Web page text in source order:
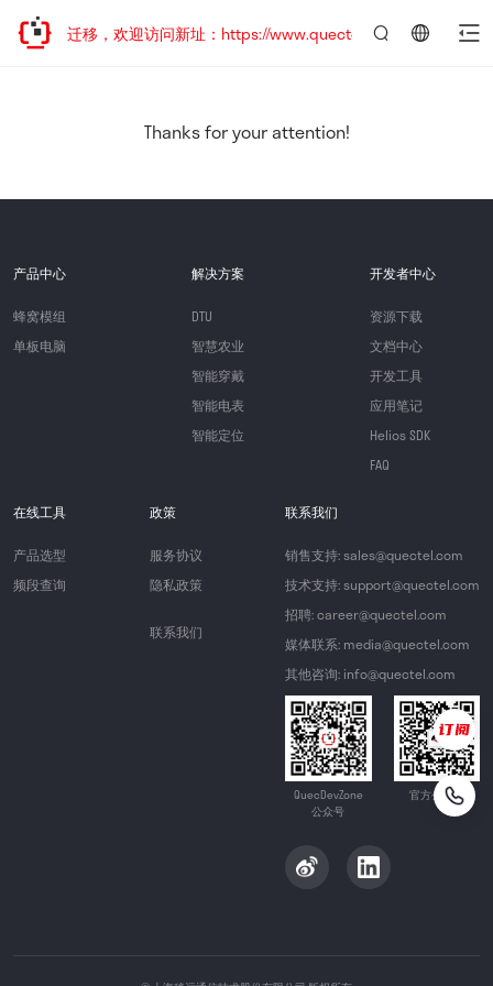
地址已迁移，欢迎访问新址：https://www.quectel.com.cn
Thanks for your attention!
产品中心
蜂窝模组
单板电脑
解决方案
DTU
智慧农业
智能穿戴
智能电表
智能定位
开发者中心
资源下载
文档中心
开发工具
应用笔记
Helios SDK
FAQ
在线工具
产品选型
频段查询
政策
服务协议
隐私政策
联系我们
联系我们
销售支持: sales@quectel.com
技术支持: support@quectel.com
招聘: career@quectel.com
媒体联系: media@quectel.com
其他咨询: info@quectel.com
QuecDevZone
公众号
官方公众号